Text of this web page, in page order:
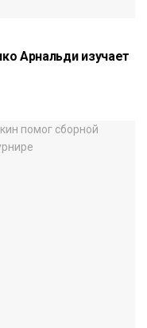
Арнальди изучает